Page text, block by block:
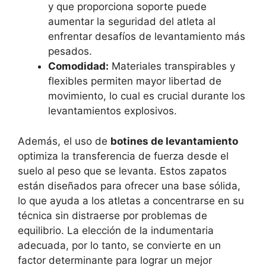
y que proporciona soporte puede
aumentar la seguridad del atleta al
enfrentar desafíos de levantamiento más
pesados.
Comodidad: Materiales transpirables y
flexibles permiten mayor libertad de
movimiento, lo cual es crucial durante los
levantamientos explosivos.
Además, el uso de botines de levantamiento
optimiza la transferencia de fuerza desde el
suelo al peso que se levanta. Estos zapatos
están diseñados para ofrecer una base sólida,
lo que ayuda a los atletas a concentrarse en su
técnica sin distraerse por problemas de
equilibrio. La elección de la indumentaria
adecuada, por lo tanto, se convierte en un
factor determinante para lograr un mejor